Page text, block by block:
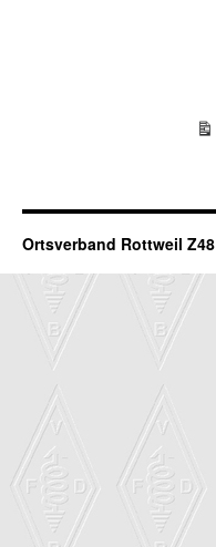
Ortsverband Rottweil Z48